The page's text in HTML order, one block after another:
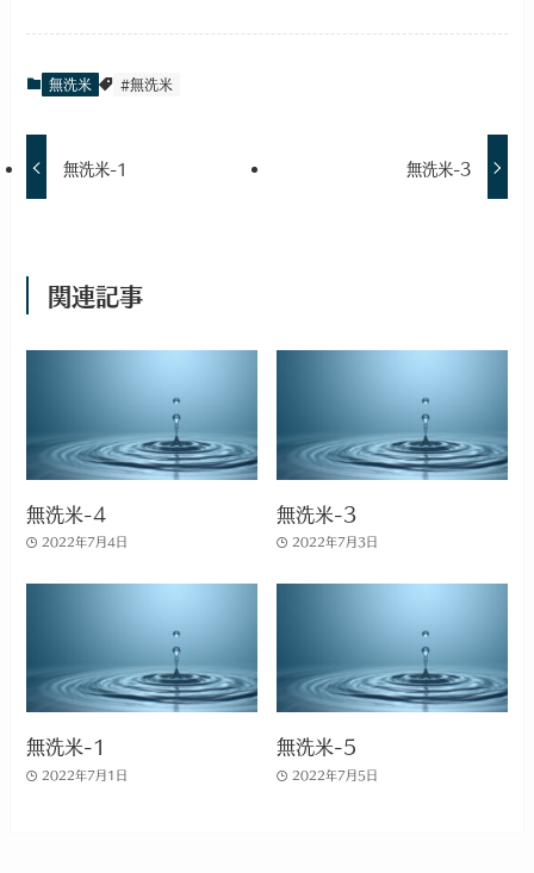
無洗米 #無洗米
無洗米-1 無洗米-3
関連記事
無洗米-4
2022年7月4日
無洗米-3
2022年7月3日
無洗米-1
2022年7月1日
無洗米-5
2022年7月5日